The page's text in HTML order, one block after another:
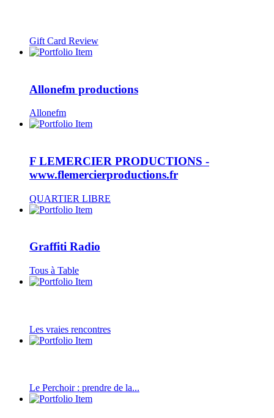
Gift Card Review
Allonefm productions
Allonefm
F LEMERCIER PRODUCTIONS -
www.flemercierproductions.fr
QUARTIER LIBRE
Graffiti Radio
Tous à Table
Les vraies rencontres
Le Perchoir : prendre de la...